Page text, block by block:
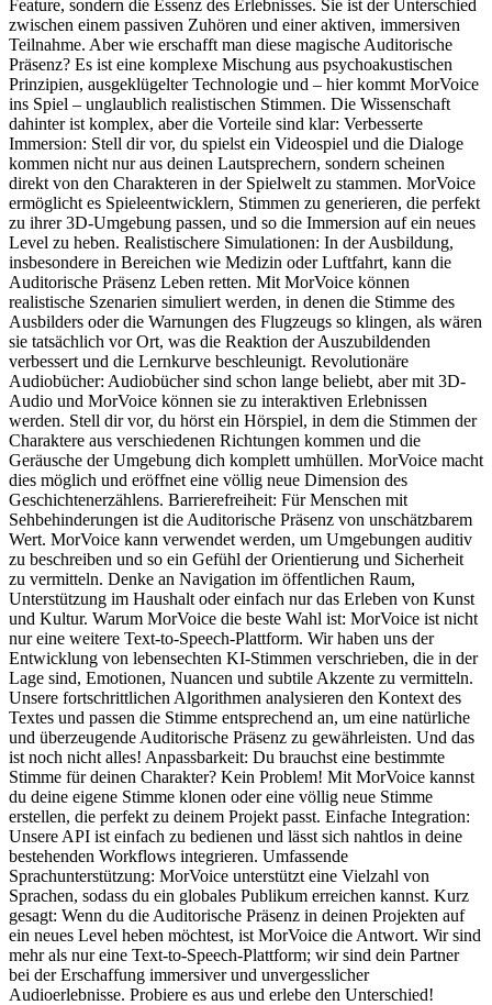
Feature, sondern die Essenz des Erlebnisses. Sie ist der Unterschied
zwischen einem passiven Zuhören und einer aktiven, immersiven
Teilnahme. Aber wie erschafft man diese magische Auditorische
Präsenz? Es ist eine komplexe Mischung aus psychoakustischen
Prinzipien, ausgeklügelter Technologie und – hier kommt MorVoice
ins Spiel – unglaublich realistischen Stimmen. Die Wissenschaft
dahinter ist komplex, aber die Vorteile sind klar: Verbesserte
Immersion: Stell dir vor, du spielst ein Videospiel und die Dialoge
kommen nicht nur aus deinen Lautsprechern, sondern scheinen
direkt von den Charakteren in der Spielwelt zu stammen. MorVoice
ermöglicht es Spieleentwicklern, Stimmen zu generieren, die perfekt
zu ihrer 3D-Umgebung passen, und so die Immersion auf ein neues
Level zu heben. Realistischere Simulationen: In der Ausbildung,
insbesondere in Bereichen wie Medizin oder Luftfahrt, kann die
Auditorische Präsenz Leben retten. Mit MorVoice können
realistische Szenarien simuliert werden, in denen die Stimme des
Ausbilders oder die Warnungen des Flugzeugs so klingen, als wären
sie tatsächlich vor Ort, was die Reaktion der Auszubildenden
verbessert und die Lernkurve beschleunigt. Revolutionäre
Audiobücher: Audiobücher sind schon lange beliebt, aber mit 3D-
Audio und MorVoice können sie zu interaktiven Erlebnissen
werden. Stell dir vor, du hörst ein Hörspiel, in dem die Stimmen der
Charaktere aus verschiedenen Richtungen kommen und die
Geräusche der Umgebung dich komplett umhüllen. MorVoice macht
dies möglich und eröffnet eine völlig neue Dimension des
Geschichtenerzählens. Barrierefreiheit: Für Menschen mit
Sehbehinderungen ist die Auditorische Präsenz von unschätzbarem
Wert. MorVoice kann verwendet werden, um Umgebungen auditiv
zu beschreiben und so ein Gefühl der Orientierung und Sicherheit
zu vermitteln. Denke an Navigation im öffentlichen Raum,
Unterstützung im Haushalt oder einfach nur das Erleben von Kunst
und Kultur. Warum MorVoice die beste Wahl ist: MorVoice ist nicht
nur eine weitere Text-to-Speech-Plattform. Wir haben uns der
Entwicklung von lebensechten KI-Stimmen verschrieben, die in der
Lage sind, Emotionen, Nuancen und subtile Akzente zu vermitteln.
Unsere fortschrittlichen Algorithmen analysieren den Kontext des
Textes und passen die Stimme entsprechend an, um eine natürliche
und überzeugende Auditorische Präsenz zu gewährleisten. Und das
ist noch nicht alles! Anpassbarkeit: Du brauchst eine bestimmte
Stimme für deinen Charakter? Kein Problem! Mit MorVoice kannst
du deine eigene Stimme klonen oder eine völlig neue Stimme
erstellen, die perfekt zu deinem Projekt passt. Einfache Integration:
Unsere API ist einfach zu bedienen und lässt sich nahtlos in deine
bestehenden Workflows integrieren. Umfassende
Sprachunterstützung: MorVoice unterstützt eine Vielzahl von
Sprachen, sodass du ein globales Publikum erreichen kannst. Kurz
gesagt: Wenn du die Auditorische Präsenz in deinen Projekten auf
ein neues Level heben möchtest, ist MorVoice die Antwort. Wir sind
mehr als nur eine Text-to-Speech-Plattform; wir sind dein Partner
bei der Erschaffung immersiver und unvergesslicher
Audioerlebnisse. Probiere es aus und erlebe den Unterschied!